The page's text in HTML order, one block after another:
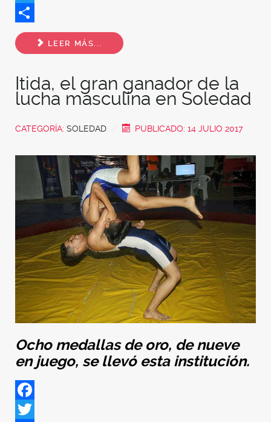
Twitter
Share
LEER MÁS...
Itida, el gran ganador de la
lucha masculina en Soledad
CATEGORÍA: SOLEDAD PUBLICADO: 14 JULIO 2017
Ocho medallas de oro, de nueve
en juego, se llevó esta institución.
Facebook